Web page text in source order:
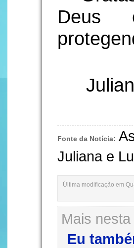
Deus
Fonte da Notícia:
Juliana e
Última modificação em
Mais
Eu